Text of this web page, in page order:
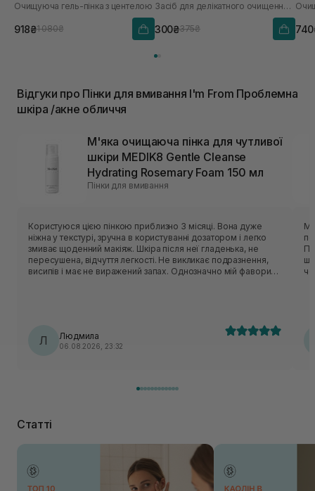
Очищуюча гель-пінка з центелою
918₴1 080₴
Засіб для делікатного очищення обличчя
300₴375₴
Відгуки про Пінки для вмивання I'm From Проблемна
шкіра /акне обличчя
М'яка очищаюча пінка для чутливої ​​
шкіри MEDIK8 Gentle Cleanse
Hydrating Rosemary Foam 150 мл
Пінки для вмивання
Користуюся цією пінкою приблизно 3 місяці. Вона дуже
ніжна у текстурі, зручна в користуванні дозатором і легко
змиває щоденний макіяж. Шкіра після неї гладенька, не
пересушена, відчуття легкості. Не викликає подразнення,
висипів і має не виражений запах. Однозначно мій фаворит,
Л Людмила
06.08.2026, 23:32
Статті